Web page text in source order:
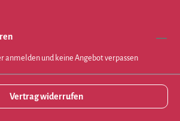
anmelden und keine Angebot verpassen
Vertrag widerrufen